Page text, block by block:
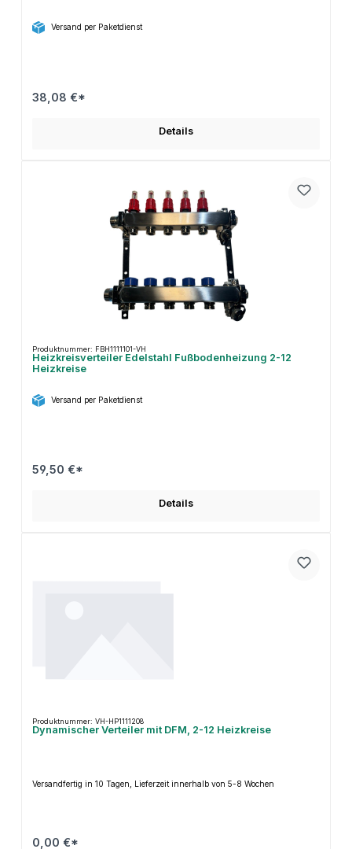
Versand per Paketdienst
38,08 €*
Details
Produktnummer: FBH1111101-VH
Heizkreisverteiler Edelstahl Fußbodenheizung 2-12
Heizkreise
Versand per Paketdienst
59,50 €*
Details
Produktnummer: VH-HP1111208
Dynamischer Verteiler mit DFM, 2-12 Heizkreise
Versandfertig in 10 Tagen, Lieferzeit innerhalb von 5-8 Wochen
0,00 €*